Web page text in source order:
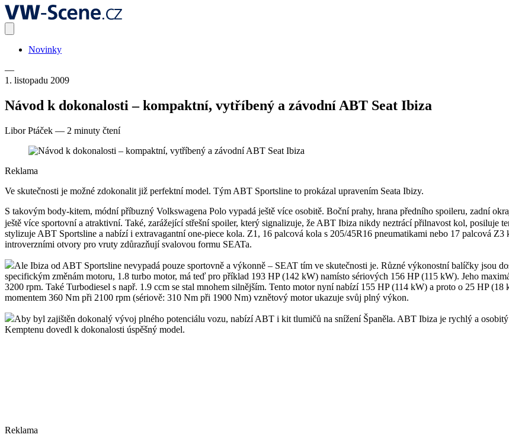
Novinky
—
1. listopadu 2009
Návod k dokonalosti – kompaktní, vytříbený a závodní ABT Seat Ibiza
Libor Ptáček — 2 minuty čtení
Reklama
Ve skutečnosti je možné zdokonalit již perfektní model. Tým ABT Sportsline to prokázal upravením Seata Ibizy.
S takovým body-kitem, módní příbuzný Volkswagena Polo vypadá ještě více osobitě. Boční prahy, hrana předního spoileru, zadní
ještě více sportovní a atraktivní. Také, zarážející střešní spoiler, který signalizuje, že ABT Ibiza nikdy neztrácí přilnavost kol, posiluje
stylizuje ABT Sportsline a nabízí i extravagantní one-piece kola. Z1, 16 palcová kola s 205/45R16 pneumatikami nebo 17 palcová
introverzními otvory pro vruty zdůrazňují svalovou formu SEATa.
Ale Ibiza od ABT Sportsline nevypadá pouze sportovně a výkonně – SEAT tím ve skutečnosti je. Různé výkonostní balíčky jsou
specifickým změnám motoru, 1.8 turbo motor, má teď pro příklad 193 HP (142 kW) namísto sériových 156 HP (115 kW). Jeho
3200 rpm. Také Turbodiesel s např. 1.9 ccm se stal mnohem silnějším. Tento motor nyní nabízí 155 HP (114 kW) a proto o 25 HP
momentem 360 Nm při 2100 rpm (sériově: 310 Nm při 1900 Nm) vznětový motor ukazuje svůj plný výkon.
Aby byl zajištěn dokonalý vývoj plného potenciálu vozu, nabízí ABT i kit tlumičů na snížení Španěla. ABT Ibiza je rychlý a
Kemptenu dovedl k dokonalosti úspěšný model.
Reklama